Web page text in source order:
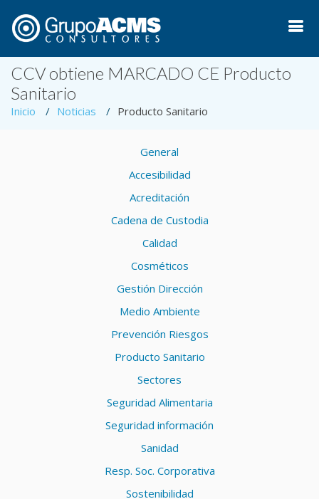
CCV obtiene MARCADO CE Producto
Sanitario
Inicio Noticias Producto Sanitario
General
Accesibilidad
Acreditación
Cadena de Custodia
Calidad
Cosméticos
Gestión Dirección
Medio Ambiente
Prevención Riesgos
Producto Sanitario
Sectores
Seguridad Alimentaria
Seguridad información
Sanidad
Resp. Soc. Corporativa
Sostenibilidad